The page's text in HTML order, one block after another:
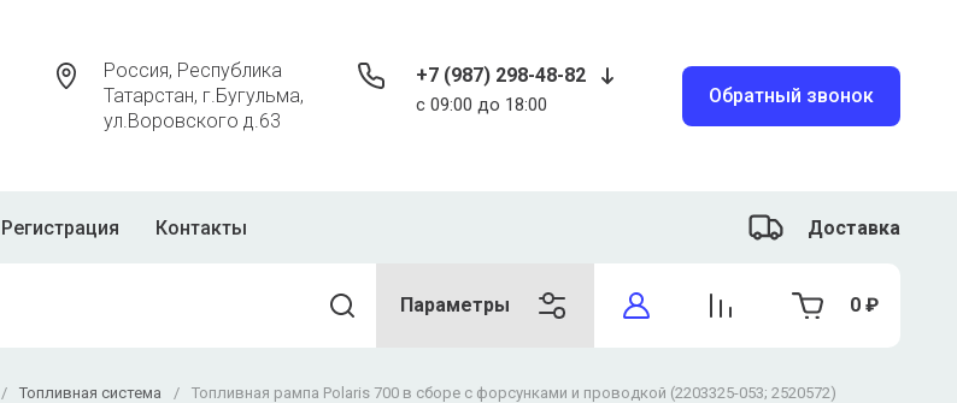
Россия, Республика
Татарстан, г.Бугульма,
ул.Воровского д.63
+7 (987) 298-48-82
c 09:00 до 18:00 Обратный звонок
Регистрация Контакты Доставка
Параметры 0 ₽
/ Топливная система / Топливная рампа Polaris 700 в сборе с форсунками и проводкой (2203325-053; 2520572)